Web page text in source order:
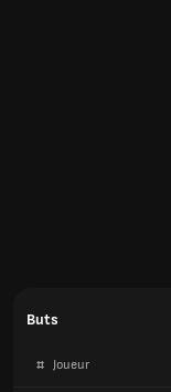
Buts
# Joueur